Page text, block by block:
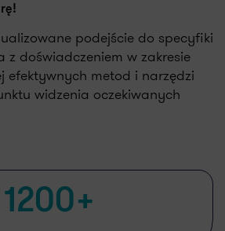
podejście do specyfiki
z doświadczeniem w zakresie
efektywnych metod i narzędzi
widzenia oczekiwanych
2500+